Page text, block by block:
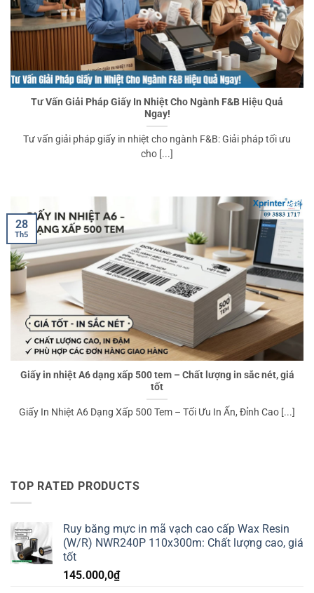
Tư Vấn Giải Pháp Giấy In Nhiệt Cho Ngành F&B Hiệu Quả
Ngay!
Tư vấn giải pháp giấy in nhiệt cho ngành F&B: Giải pháp tối ưu
cho [...]
Giấy in nhiệt A6 dạng xấp 500 tem – Chất lượng in sắc nét, giá
tốt
Giấy In Nhiệt A6 Dạng Xấp 500 Tem – Tối Ưu In Ấn, Đỉnh Cao [...]
28
Th5
TOP RATED PRODUCTS
Ruy băng mực in mã vạch cao cấp Wax Resin
(W/R) NWR240P 110x300m: Chất lượng cao, giá
tốt
145.000,0₫